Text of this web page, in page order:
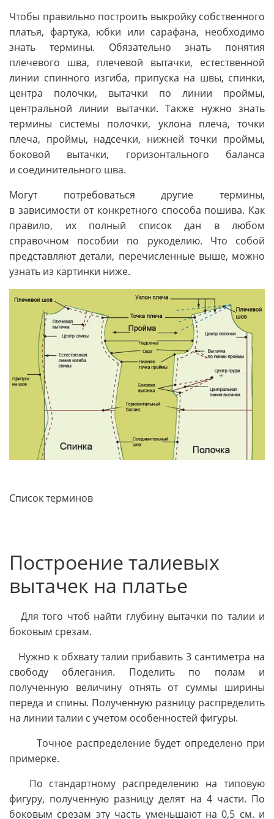
Чтобы правильно построить выкройку собственного
платья, фартука, юбки или сарафана, необходимо
знать термины. Обязательно знать понятия
плечевого шва, плечевой вытачки, естественной
линии спинного изгиба, припуска на швы, спинки,
центра полочки, вытачки по линии проймы,
центральной линии вытачки. Также нужно знать
термины системы полочки, уклона плеча, точки
плеча, проймы, надсечки, нижней точки проймы,
боковой вытачки, горизонтального баланса
и соединительного шва.
Могут потребоваться другие термины,
в зависимости от конкретного способа пошива. Как
правило, их полный список дан в любом
справочном пособии по рукоделию. Что собой
представляют детали, перечисленные выше, можно
узнать из картинки ниже.
Список терминов
Построение талиевых
вытачек на платье
Для того чтоб найти глубину вытачки по талии и
боковым срезам.
Нужно к обхвату талии прибавить 3 сантиметра на
свободу облегания. Поделить по полам и
полученную величину отнять от суммы ширины
переда и спины. Полученную разницу распределить
на линии талии с учетом особенностей фигуры.
Точное распределение будет определено при
примерке.
По стандартному распределению на типовую
фигуру, полученную разницу делят на 4 части. По
боковым срезам эту часть уменьшают на 0,5 см. и